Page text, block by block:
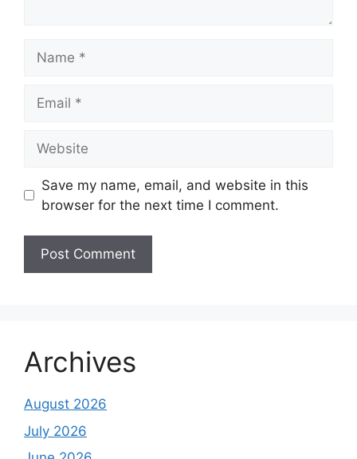
Save my name, email, and website in this
browser for the next time I comment.
Archives
August 2026
July 2026